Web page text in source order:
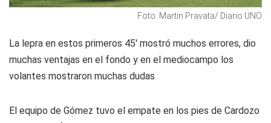
Foto: Martin Pravata/ Diario UNO
La lepra en estos primeros 45' mostró muchos errores, dio
muchas ventajas en el fondo y en el mediocampo los
volantes mostraron muchas dudas
El equipo de Gómez tuvo el empate en los pies de Cardozo